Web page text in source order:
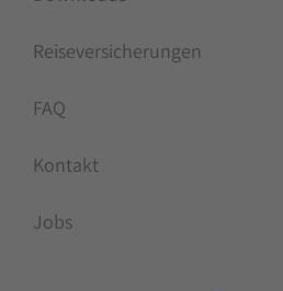
Reiseversicherungen
FAQ
Kontakt
Jobs